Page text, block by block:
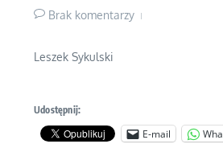
Brak komentarzy
Leszek Sykulski
Udostępnij:
E-mail